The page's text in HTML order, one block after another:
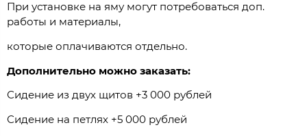
При установке на яму могут потребоваться доп.
работы и материалы,
которые оплачиваются отдельно.
Дополнительно можно заказать:
Сидение из двух щитов +3 000 рублей
Сидение на петлях +5 000 рублей